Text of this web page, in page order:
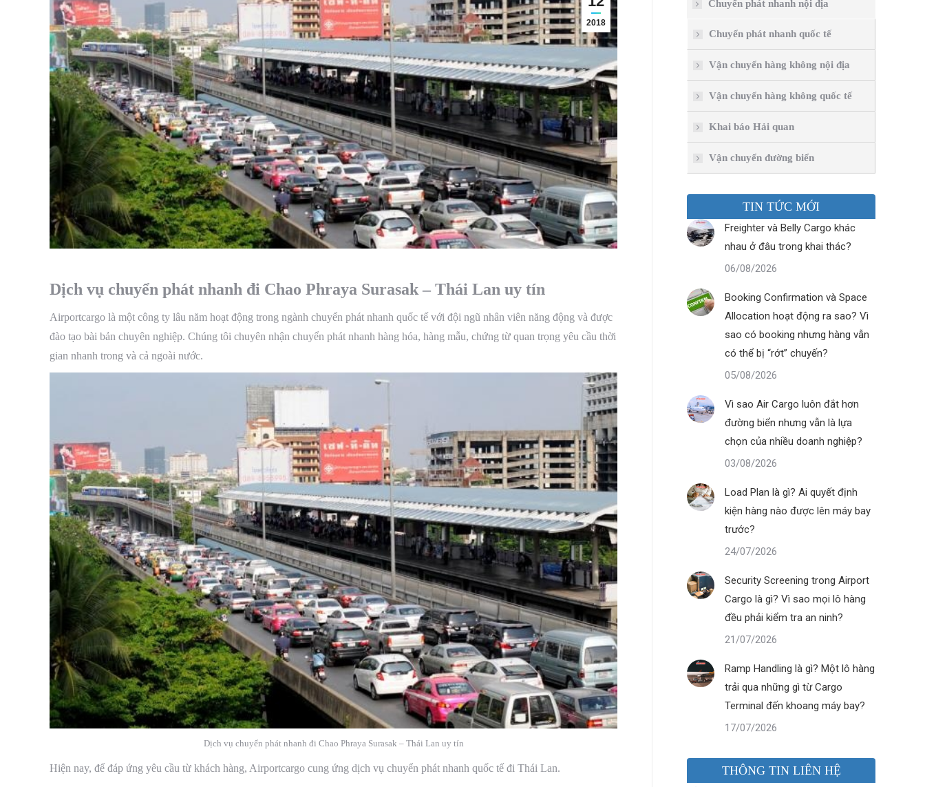
2018
Dịch vụ chuyển phát nhanh đi Chao Phraya Surasak – Thái Lan uy tín
Airportcargo là một công ty lâu năm hoạt động trong ngành chuyển phát nhanh quốc tế với đội ngũ nhân viên năng động và được
đào tạo bài bản chuyên nghiệp. Chúng tôi chuyên nhận chuyển phát nhanh hàng hóa, hàng mẫu, chứng từ quan trọng yêu cầu thời
gian nhanh trong và cả ngoài nước.
Dịch vụ chuyển phát nhanh đi Chao Phraya Surasak – Thái Lan uy tín
Hiện nay, để đáp ứng yêu cầu từ khách hàng, Airportcargo cung ứng dịch vụ chuyển phát nhanh quốc tế đi Thái Lan.
Chuyển phát nhanh nội địa
Chuyển phát nhanh quốc tế
Vận chuyển hàng không nội địa
Vận chuyển hàng không quốc tế
Khai báo Hải quan
Vận chuyển đường biển
TIN TỨC MỚI
Freighter và Belly Cargo khác
nhau ở đâu trong khai thác?
06/08/2026
Booking Confirmation và Space
Allocation hoạt động ra sao? Vì
sao có booking nhưng hàng vẫn
có thể bị “rớt” chuyến?
05/08/2026
Vì sao Air Cargo luôn đắt hơn
đường biển nhưng vẫn là lựa
chọn của nhiều doanh nghiệp?
03/08/2026
Load Plan là gì? Ai quyết định
kiện hàng nào được lên máy bay
trước?
24/07/2026
Security Screening trong Airport
Cargo là gì? Vì sao mọi lô hàng
đều phải kiểm tra an ninh?
21/07/2026
Ramp Handling là gì? Một lô hàng
trải qua những gì từ Cargo
Terminal đến khoang máy bay?
17/07/2026
THÔNG TIN LIÊN HỆ